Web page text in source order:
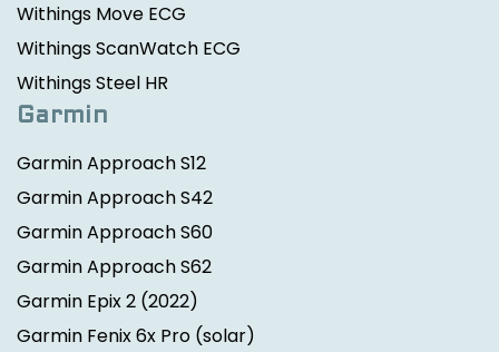
Withings Move ECG
Withings ScanWatch ECG
Withings Steel HR
Garmin
Garmin Approach S12
Garmin Approach S42
Garmin Approach S60
Garmin Approach S62
Garmin Epix 2 (2022)
Garmin Fenix 6x Pro (solar)